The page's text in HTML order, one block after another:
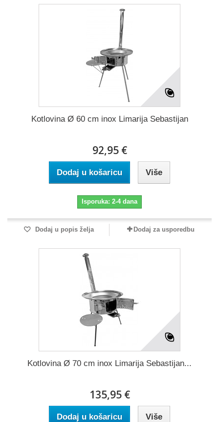
Kotlovina Ø 60 cm inox Limarija Sebastijan
92,95 €
Dodaj u košaricu Više
Isporuka: 2-4 dana
Dodaj u popis želja Dodaj za usporedbu
Kotlovina Ø 70 cm inox Limarija Sebastijan...
135,95 €
Dodaj u košaricu Više